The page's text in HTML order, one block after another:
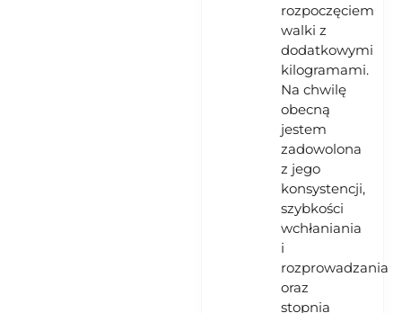
rozpoczęciem
walki z
dodatkowymi
kilogramami.
Na chwilę
obecną
jestem
zadowolona
z jego
konsystencji,
szybkości
wchłaniania
i
rozprowadzania
oraz
stopnia